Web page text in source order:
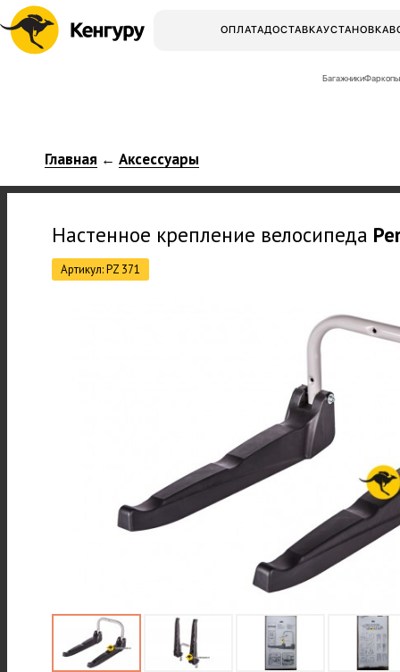
ОПЛАТАДОСТАВКАУСТАНОВКА
БагажникиФаркопы
Главная ← Аксессуары
Настенное крепление велосипеда
Артикул: PZ 371